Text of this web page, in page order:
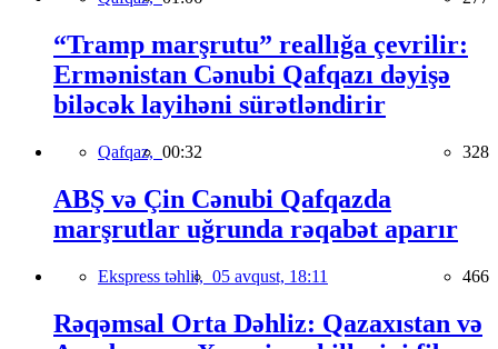
“Tramp marşrutu” reallığa çevrilir:
Ermənistan Cənubi Qafqazı dəyişə
biləcək layihəni sürətləndirir
Qafqaz, 00:32 328
ABŞ və Çin Cənubi Qafqazda
marşrutlar uğrunda rəqabət aparır
Ekspress təhlil, 05 avqust, 18:11 466
Rəqəmsal Orta Dəhliz: Qazaxıstan və